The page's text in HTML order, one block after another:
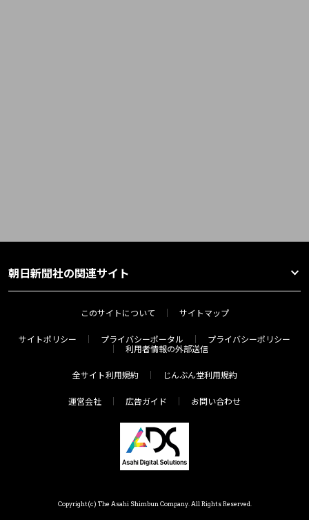
朝日新聞社の関連サイト
このサイトについて サイトマップ
サイトポリシー プライバシーポータル
プライバシーポリシー
利用者情報の外部送信
全サイト利用規約 じんぶん堂利用規約
運営会社 広告ガイド お問い合わせ
Copyright(c) The Asahi Shimbun Company. All Rights Reserved.